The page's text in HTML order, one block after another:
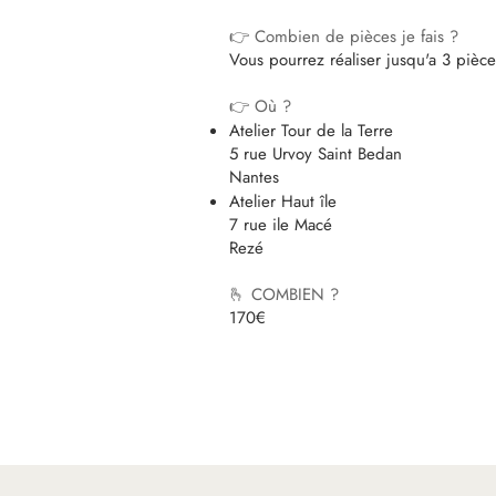
👉 Combien de pièces je fais ?
Vous pourrez réaliser jusqu'a 3
👉 Où ?
Atelier Tour de la Terre
5 rue Urvoy Saint Bedan
Nantes
Atelier Haut île
7 rue ile Macé
Rezé
🫰 COMBIEN ?
170€